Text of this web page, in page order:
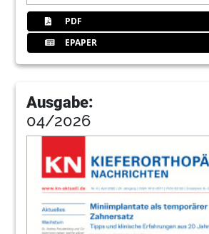
PDF
EPAPER
Ausgabe:
04/2026